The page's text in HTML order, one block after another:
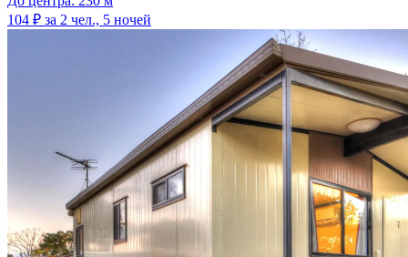
104 ₽ за 2 чел., 5 ночей